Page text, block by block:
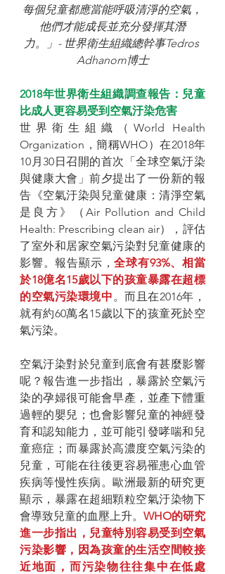
每個兒童都應當能呼吸清淨的空氣，
他們才能成長並充分發揮其潛
力。」- 世界衛生組織總幹事Tedros
Adhanom博士
2018年世界衛生組織調查報告：兒童
比成人更容易受到空氣汙染危害
世界衛生組織（World Health
Organization，簡稱WHO）在2018年
10月30日召開的首次「全球空氣汙染
與健康大會」前夕提出了一份新的報
告《空氣汙染與兒童健康：清淨空氣
是良方》（Air Pollution and Child
Health: Prescribing clean air），評估
了室外和居家空氣污染對兒童健康的
影響。報告顯示，全球有93%、相當
於18億名15歲以下的孩童暴露在超標
的空氣污染環境中 。而且在2016年，
就有約60萬名15歲以下的孩童死於空
氣污染。
空氣汙染對於兒童到底會有甚麼影響
呢？報告進一步指出，暴露於空氣污
染的孕婦很可能會早產，並產下體重
過輕的嬰兒；也會影響兒童的神經發
育和認知能力，並可能引發哮喘和兒
童癌症；而暴露於高濃度空氣污染的
兒童，可能在往後更容易罹患心血管
疾病等慢性疾病。歐洲最新的研究更
顯示，暴露在超細顆粒空氣汙染物下
會導致兒童的血壓上升。 WHO的研究
進一步指出，兒童特別容易受到空氣
污染影響，因為孩童的生活空間較接
近地面，而污染物往往集中在低處